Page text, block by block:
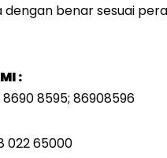
dengan benar sesuai
:
8690 8595; 86908596
022 65000